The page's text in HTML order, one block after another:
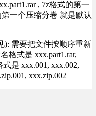
, 7z格式的第一
一个压缩分卷 就是默认
): 需要把文件按顺序重新
格式是 xxx.part1.rar,
式是 xxx.001, xxx.002,
xxx.zip.002